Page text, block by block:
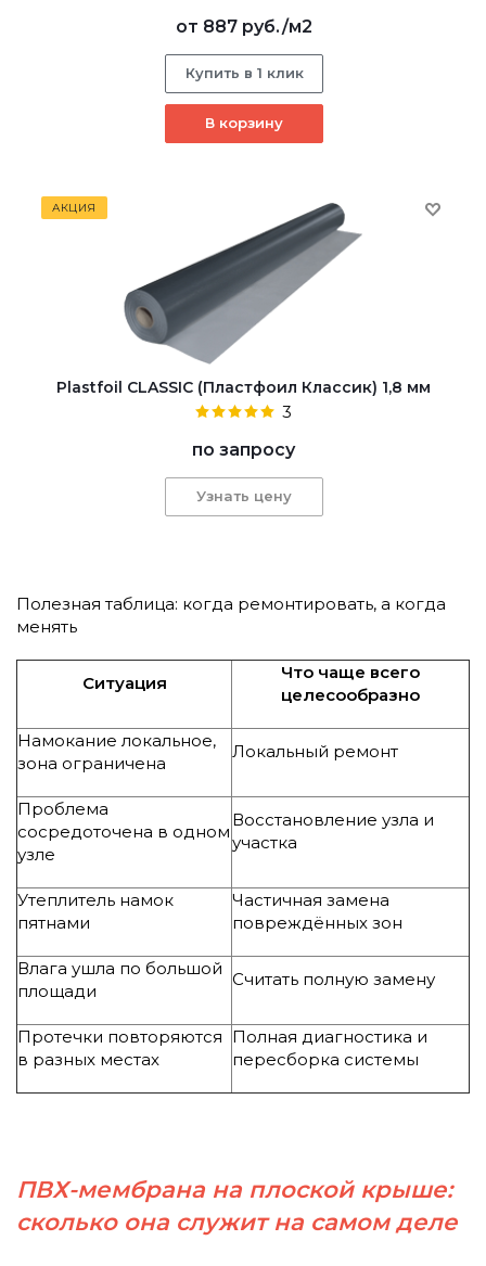
от 887 руб./м2
Купить в 1 клик
В корзину
АКЦИЯ
Plastfoil CLASSIC (Пластфоил Классик) 1,8 мм
3
по запросу
Узнать цену
Полезная таблица: когда ремонтировать, а когда
менять
Ситуация
Что чаще всего
целесообразно
Намокание локальное,
зона ограничена
Локальный ремонт
Проблема
сосредоточена в одном
узле
Восстановление узла и
участка
Утеплитель намок
пятнами
Частичная замена
повреждённых зон
Влага ушла по большой
площади
Считать полную замену
Протечки повторяются
в разных местах
Полная диагностика и
пересборка системы
ПВХ-мембрана на плоской крыше:
сколько она служит на самом деле